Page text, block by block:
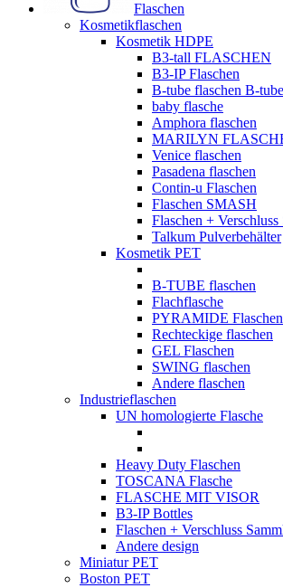
Flaschen
Kosmetikflaschen
Kosmetik HDPE
B3-tall FLASCHEN
B3-IP Flaschen
B-tube flaschen B-tube
baby flasche
Amphora flaschen
MARILYN
Venice flaschen
Pasadena flaschen
Contin-u Flaschen
Flaschen SMASH
Flaschen +
Talkum Pulverbehälter
Kosmetik PET
B-TUBE flaschen
Flachflasche
PYRAMIDE Flaschen
Rechteckige flaschen
GEL Flaschen
SWING flaschen
Andere flaschen
Industrieflaschen
UN homologierte Flasche
Heavy Duty Flaschen
TOSCANA Flasche
FLASCHE MIT VISOR
B3-IP Bottles
Flaschen + Verschluss
Andere design
Miniatur PET
Boston PET